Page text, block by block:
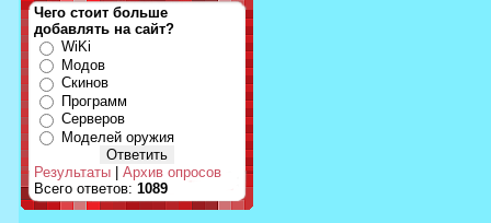
Чего стоит больше
добавлять на сайт?
WiKi
Модов
Скинов
Программ
Серверов
Моделей оружия
Результаты
Архив опросов
Всего ответов: 1089